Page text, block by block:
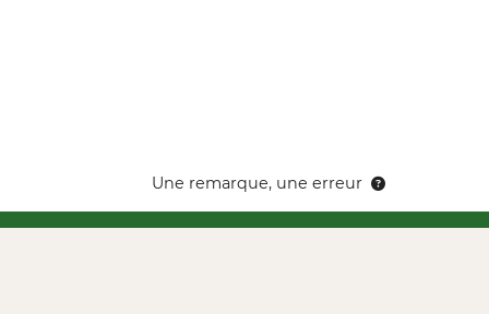
Une remarque, une erreur